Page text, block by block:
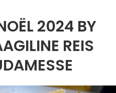
2024 BY
REIS